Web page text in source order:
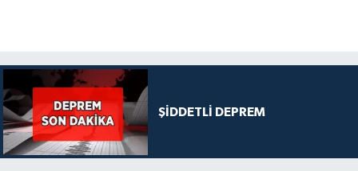
ŞİDDETLİ DEPREM